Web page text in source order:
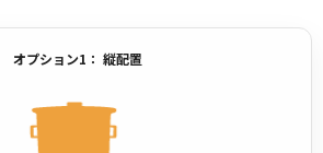
オプション1： 縦配置